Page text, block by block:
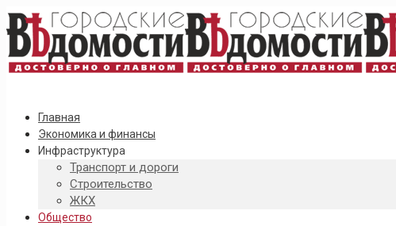
Главная
Экономика и финансы
Инфраструктура
Транспорт и дороги
Строительство
ЖКХ
Общество